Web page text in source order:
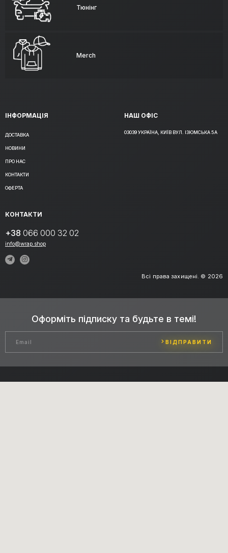
Тюнінг
Merch
ІНФОРМАЦІЯ
ДОСТАВКА
НОВИНИ
ПРО НАС
КОНТАКТИ
ОФЕРТА
НАШ ОФІС
03039 УКРАЇНА, КИЇВ ВУЛ. ІЗЮМСЬКА 5А
КОНТАКТИ
+38 066 000 32 02
info@wrap.shop
Всі права захищені. © 2026
Оформіть підписку та будьте в темі!
ВІДПРАВИТИ